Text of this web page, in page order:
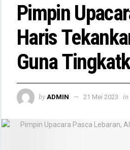
Pimpin
Haris
Guna
by ADMIN 21 Mei 2023 in